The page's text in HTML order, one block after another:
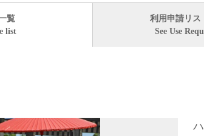
覧
list
利用申請リス
See Use